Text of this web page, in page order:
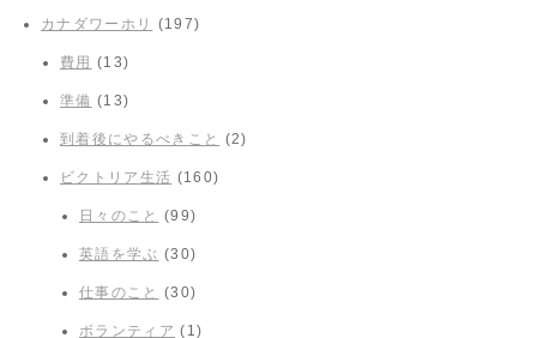
カナダワーホリ (197)
費用 (13)
準備 (13)
到着後にやるべきこと (2)
ビクトリア生活 (160)
日々のこと (99)
英語を学ぶ (30)
仕事のこと (30)
ボランティア (1)